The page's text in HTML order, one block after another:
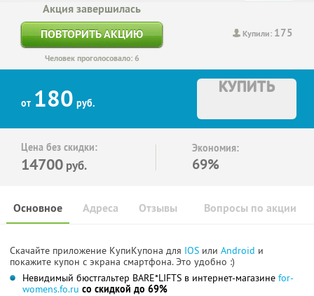
Купили: 175
Акция завершилась
ПОВТОРИТЬ АКЦИЮ
Человек проголосовало: 6
от 180 руб.
КУПИТЬ
Цена без скидки:
14700 руб.
Экономия:
69%
Основное Отзывы Вопросы по акции
Адреса
Скачайте приложение КупиКупона для IOS или Android и
покажите купон с экрана смартфона. Это удобно :)
Невидимый бюстгальтер BARE*LIFTS в интернет-магазине for-
womens.fo.ru со скидкой до 69%